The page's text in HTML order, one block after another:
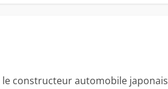
le constructeur automobile japonais